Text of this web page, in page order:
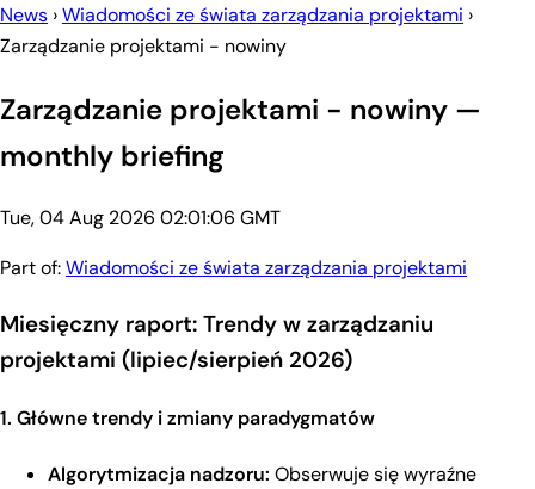
News ›Wiadomości ze świata zarządzania projektami ›
Zarządzanie projektami - nowiny
Zarządzanie projektami - nowiny —
monthly briefing
Tue, 04 Aug 2026 02:01:06 GMT
Part of:Wiadomości ze świata zarządzania projektami
Miesięczny raport: Trendy w zarządzaniu
projektami (lipiec/sierpień 2026)
1. Główne trendy i zmiany paradygmatów
Algorytmizacja nadzoru: Obserwuje się wyraźne